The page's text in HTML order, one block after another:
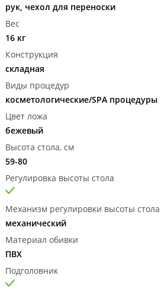
рук, чехол для переноски
Вес
16 кг
Конструкция
складная
Виды процедур
косметологические/SPA процедуры
Цвет ложа
бежевый
Высота стола, см
59-80
Регулировка высоты стола
Механизм регулировки высоты стола
механический
Материал обивки
ПВХ
Подголовник